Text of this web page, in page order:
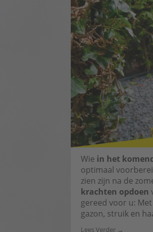
Wie in het
optimaal
zien zijn na de
krachten opdoen
gereed voor u:
gazon, struik en
Lees Verder